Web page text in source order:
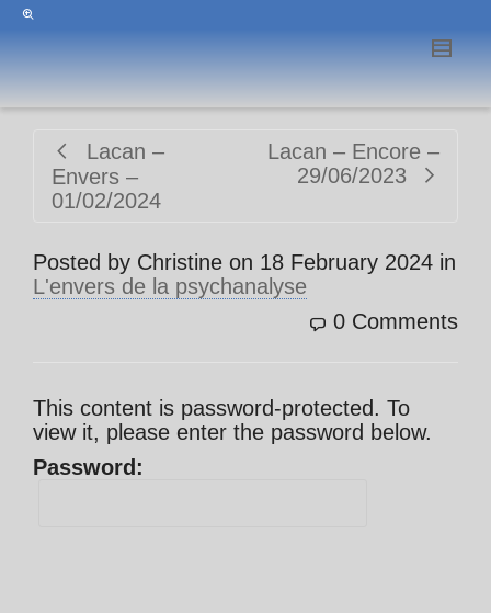
Lacan –
Envers –
01/02/2024
Lacan – Encore –
29/06/2023
Posted by Christine on 18 February 2024 in
L'envers de la psychanalyse
0 Comments
This content is password-protected. To
view it, please enter the password below.
Password: